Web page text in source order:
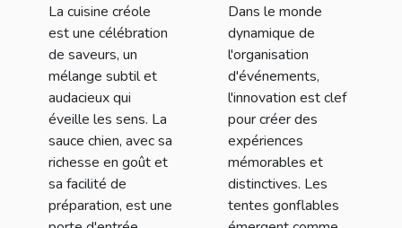
sauce chien
La cuisine créole
est une célébration
de saveurs, un
mélange subtil et
audacieux qui
éveille les sens. La
sauce chien, avec sa
richesse en goût et
sa facilité de
préparation, est une
vos
événements
Dans le monde
dynamique de
l'organisation
d'événements,
l'innovation est clef
pour créer des
expériences
mémorables et
distinctives. Les
tentes gonflables